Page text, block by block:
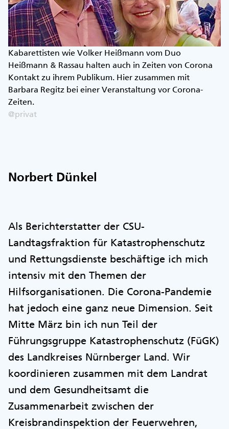
Kabarettisten wie Volker Heißmann vom Duo
Heißmann & Rassau halten auch in Zeiten von Corona
Kontakt zu ihrem Publikum. Hier zusammen mit
Barbara Regitz bei einer Veranstaltung vor Corona-
Zeiten.
@privat
Norbert Dünkel
Als Berichterstatter der CSU-
Landtagsfraktion für Katastrophenschutz
und Rettungsdienste beschäftige ich mich
intensiv mit den Themen der
Hilfsorganisationen. Die Corona-Pandemie
hat jedoch eine ganz neue Dimension. Seit
Mitte März bin ich nun Teil der
Führungsgruppe Katastrophenschutz (FüGK)
des Landkreises Nürnberger Land. Wir
koordinieren zusammen mit dem Landrat
und dem Gesundheitsamt die
Zusammenarbeit zwischen der
Kreisbrandinspektion der Feuerwehren,